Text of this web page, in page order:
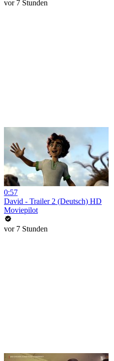
vor 7 Stunden
0:57
David - Trailer 2 (Deutsch) HD
Moviepilot
vor 7 Stunden